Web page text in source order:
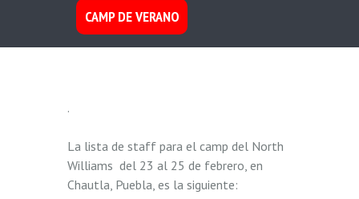
CAMP DE VERANO
.
La lista de staff para el camp del North
Williams del 23 al 25 de febrero, en
Chautla, Puebla, es la siguiente: